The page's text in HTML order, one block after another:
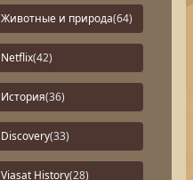
Животные и природа(64)
Netflix(42)
История(36)
Discovery(33)
Viasat History(28)